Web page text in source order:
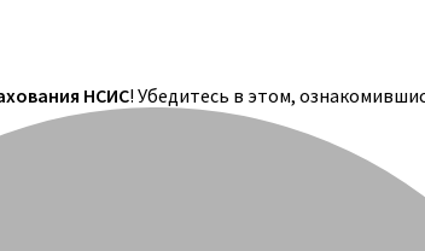
НСИС! Убедитесь в этом,